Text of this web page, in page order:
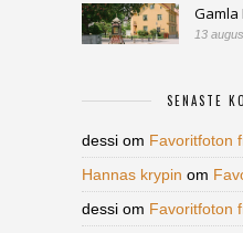
Gamla
13
SENASTE
dessi om Favoritfoton
Hannas krypin om
dessi om Favoritfoton